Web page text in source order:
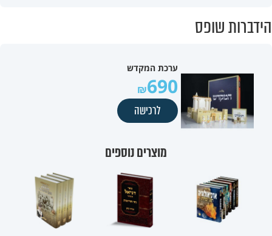
הידברות שופס
ערכת המקדש
690
לרכישה
מוצרים נוספים